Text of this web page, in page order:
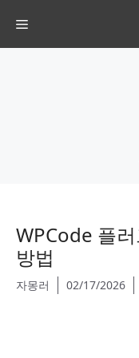
content
Menu
WPCode 플
방법
자몽러 02/17/2026